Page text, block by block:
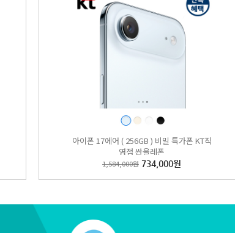
아이폰 17에어 ( 256GB ) 비밀 특가폰 KT직
영점 싼올레폰
1,584,000원 734,000원